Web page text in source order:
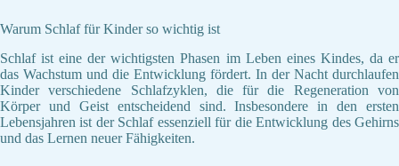
Warum Schlaf für Kinder so wichtig ist
Schlaf ist eine der wichtigsten Phasen im Leben eines Kindes, da er
das Wachstum und die Entwicklung fördert. In der Nacht durchlaufen
Kinder verschiedene Schlafzyklen, die für die Regeneration von
Körper und Geist entscheidend sind. Insbesondere in den ersten
Lebensjahren ist der Schlaf essenziell für die Entwicklung des Gehirns
und das Lernen neuer Fähigkeiten.